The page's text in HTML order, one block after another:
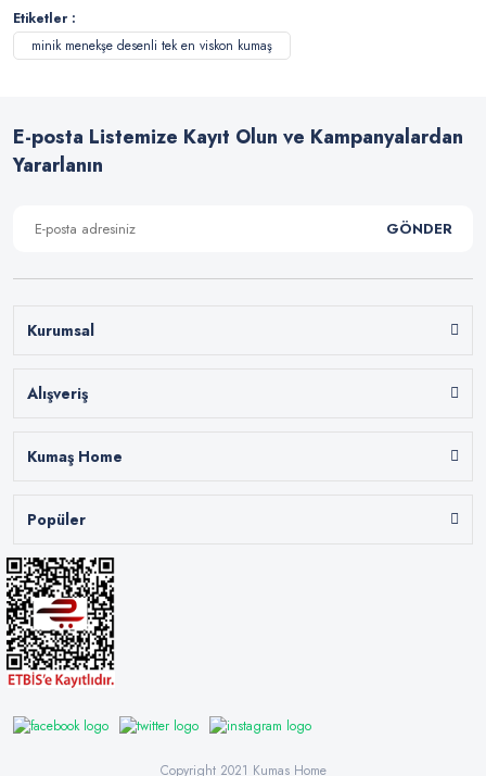
Etiketler :
minik menekşe desenli tek en viskon kumaş
E-posta Listemize Kayıt Olun ve Kampanyalardan
Yararlanın
GÖNDER
Kurumsal
Alışveriş
Kumaş Home
Popüler
Copyright 2021 Kumas Home